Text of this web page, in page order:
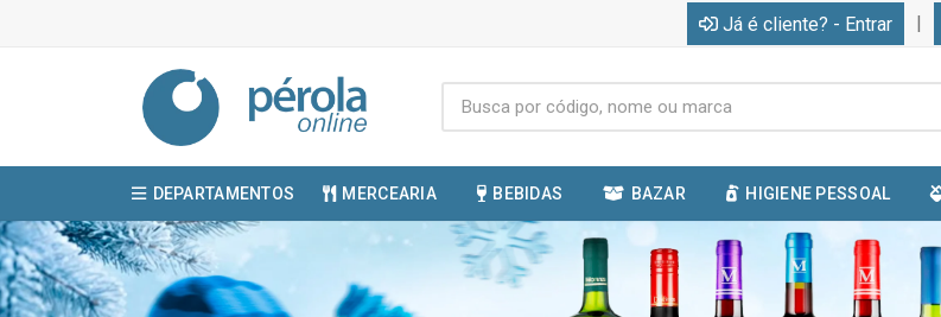
Já é cliente? - Entrar |
DEPARTAMENTOS MERCEARIA BEBIDAS BAZAR HIGIENE PESSOAL